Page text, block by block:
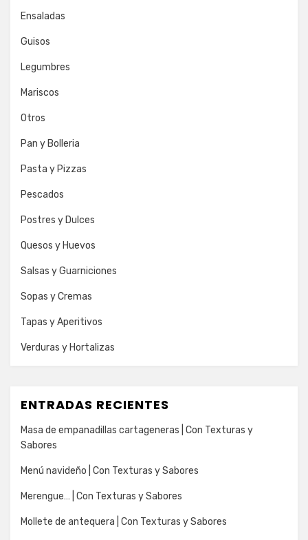
Ensaladas
Guisos
Legumbres
Mariscos
Otros
Pan y Bolleria
Pasta y Pizzas
Pescados
Postres y Dulces
Quesos y Huevos
Salsas y Guarniciones
Sopas y Cremas
Tapas y Aperitivos
Verduras y Hortalizas
ENTRADAS RECIENTES
Masa de empanadillas cartageneras | Con Texturas y
Sabores
Menú navideño | Con Texturas y Sabores
Merengue… | Con Texturas y Sabores
Mollete de antequera | Con Texturas y Sabores